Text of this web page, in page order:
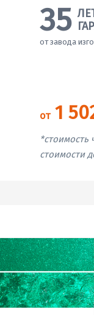
35
от завода
от1
*стоимость
стоимости